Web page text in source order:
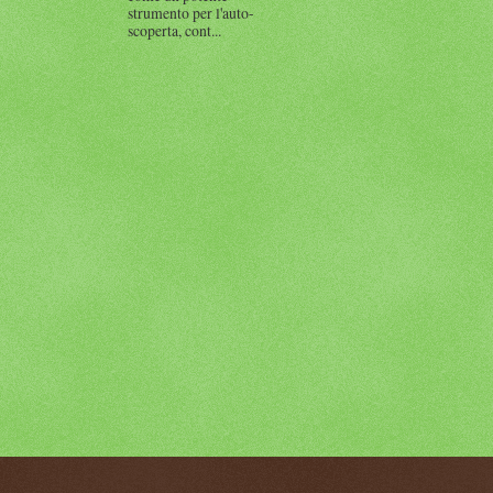
strumento per l'auto-
scoperta, cont...